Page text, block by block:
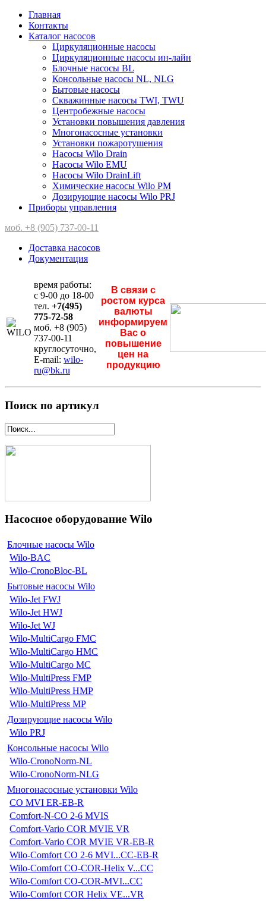
Главная
Контакты
Каталог насосов
Циркуляционные насосы
Циркуляционные насосы ин-лайн
Блочные насосы BL
Консольные насосы NL, NLG
Бытовые насосы
Скважинные насосы TWI, TWU
Центробежные насосы
Установки повышения давления
Многонасосные установки
Установки пожаротушения
Насосы Wilo Drain
Насосы Wilo EMU
Насосы Wilo DrainLift
Химические насосы Wilo PM
Дозирующие насосы Wilo PRJ
Приборы управления
моб. +8 (905) 737-00-11
Доставка насосов
Документация
время работы:
с 9-00 до 18-00
тел. +7(495)
775-72-58
моб. +8 (905)
737-00-11
круглосуточно,
E-mail: wilo-
ru@bk.ru
В связи с
ростом курса
валюты
информируем
Вас о
повышение
цен на
продукцию
Поиск по артикул
Насосное оборудование Wilo
Блочные насосы Wilo
Wilo-BAC
Wilo-CronoBloc-BL
Бытовые насосы Wilo
Wilo-Jet FWJ
Wilo-Jet HWJ
Wilo-Jet WJ
Wilo-MultiCargo FMC
Wilo-MultiCargo HMC
Wilo-MultiCargo MC
Wilo-MultiPress FMP
Wilo-MultiPress HMP
Wilo-MultiPress MP
Дозирующие насосы Wilo
Wilo PRJ
Консольные насосы Wilo
Wilo-CronoNorm-NL
Wilo-CronoNorm-NLG
Многонасосные установки Wilo
CO MVI ER-EB-R
Comfort-N-CO 2-6 MVIS
Comfort-Vario COR MVIE VR
Comfort-Vario COR MVIE VR-EB-R
Wilo-Comfort CO 2-6 MVI...CC-EB-R
Wilo-Comfort CO-COR-Helix V...CC
Wilo-Comfort CO-COR-MVI...CC
Wilo-Comfort COR Helix VE...VR